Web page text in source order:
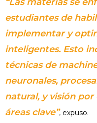
estudiantes de
implementar y
inteligentes. Esto
técnicas de
neuronales,
natural, y visión
áreas clave”, expuso.